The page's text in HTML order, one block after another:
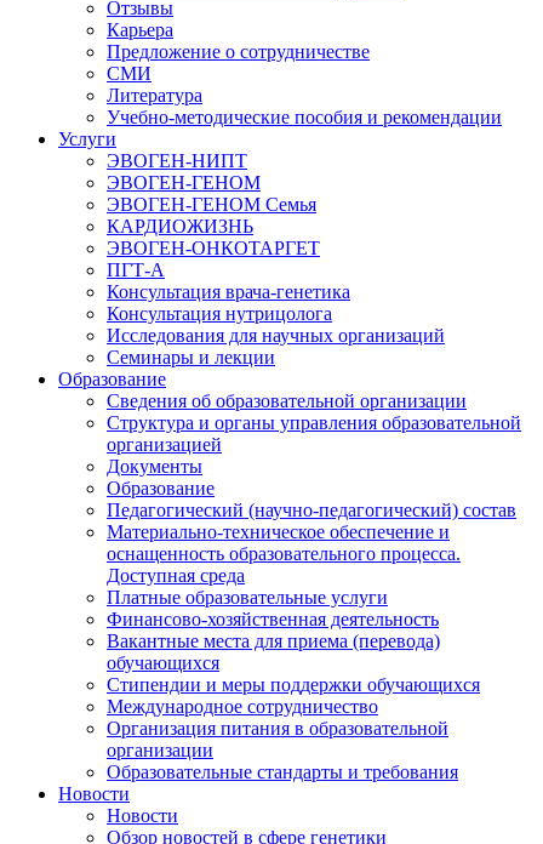
Отзывы
Карьера
Предложение о сотрудничестве
СМИ
Литература
Учебно-методические пособия и рекомендации
Услуги
ЭВОГЕН-НИПТ
ЭВОГЕН-ГЕНОМ
ЭВОГЕН-ГЕНОМ Семья
КАРДИОЖИЗНЬ
ЭВОГЕН-ОНКОТАРГЕТ
ПГТ-А
Консультация врача-генетика
Консультация нутрицолога
Исследования для научных организаций
Семинары и лекции
Образование
Сведения об образовательной организации
Структура и органы управления образовательной
организацией
Документы
Образование
Педагогический (научно-педагогический) состав
Материально-техническое обеспечение и
оснащенность образовательного процесса.
Доступная среда
Платные образовательные услуги
Финансово-хозяйственная деятельность
Вакантные места для приема (перевода)
обучающихся
Стипендии и меры поддержки обучающихся
Международное сотрудничество
Организация питания в образовательной
организации
Образовательные стандарты и требования
Новости
Новости
Обзор новостей в сфере генетики